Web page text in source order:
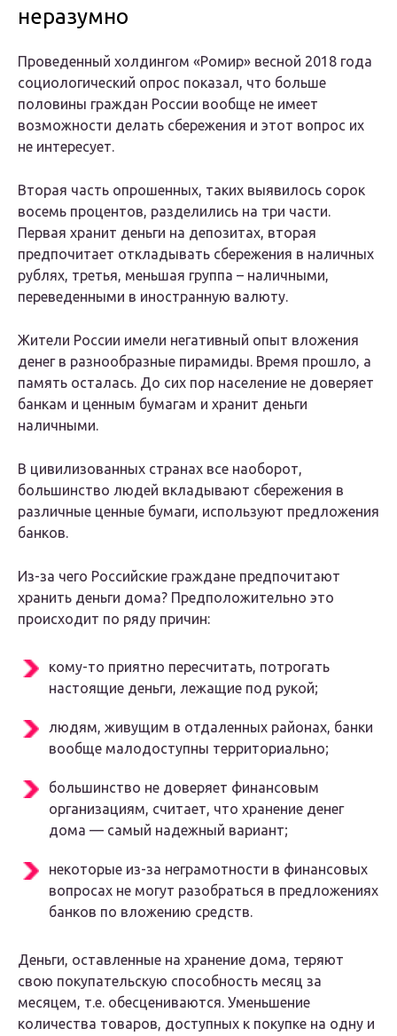
неразумно
Проведенный холдингом «Ромир» весной 2018 года
социологический опрос показал, что больше
половины граждан России вообще не имеет
возможности делать сбережения и этот вопрос их
не интересует.
Вторая часть опрошенных, таких выявилось сорок
восемь процентов, разделились на три части.
Первая хранит деньги на депозитах, вторая
предпочитает откладывать сбережения в наличных
рублях, третья, меньшая группа – наличными,
переведенными в иностранную валюту.
Жители России имели негативный опыт вложения
денег в разнообразные пирамиды. Время прошло, а
память осталась. До сих пор население не доверяет
банкам и ценным бумагам и хранит деньги
наличными.
В цивилизованных странах все наоборот,
большинство людей вкладывают сбережения в
различные ценные бумаги, используют предложения
банков.
Из-за чего Российские граждане предпочитают
хранить деньги дома? Предположительно это
происходит по ряду причин:
кому-то приятно пересчитать, потрогать
настоящие деньги, лежащие под рукой;
людям, живущим в отдаленных районах, банки
вообще малодоступны территориально;
большинство не доверяет финансовым
организациям, считает, что хранение денег
дома — самый надежный вариант;
некоторые из-за неграмотности в финансовых
вопросах не могут разобраться в предложениях
банков по вложению средств.
Деньги, оставленные на хранение дома, теряют
свою покупательскую способность месяц за
месяцем, т.е. обесцениваются. Уменьшение
количества товаров, доступных к покупке на одну и